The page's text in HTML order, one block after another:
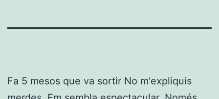
Fa 5 mesos que va sortir No m'expliquis